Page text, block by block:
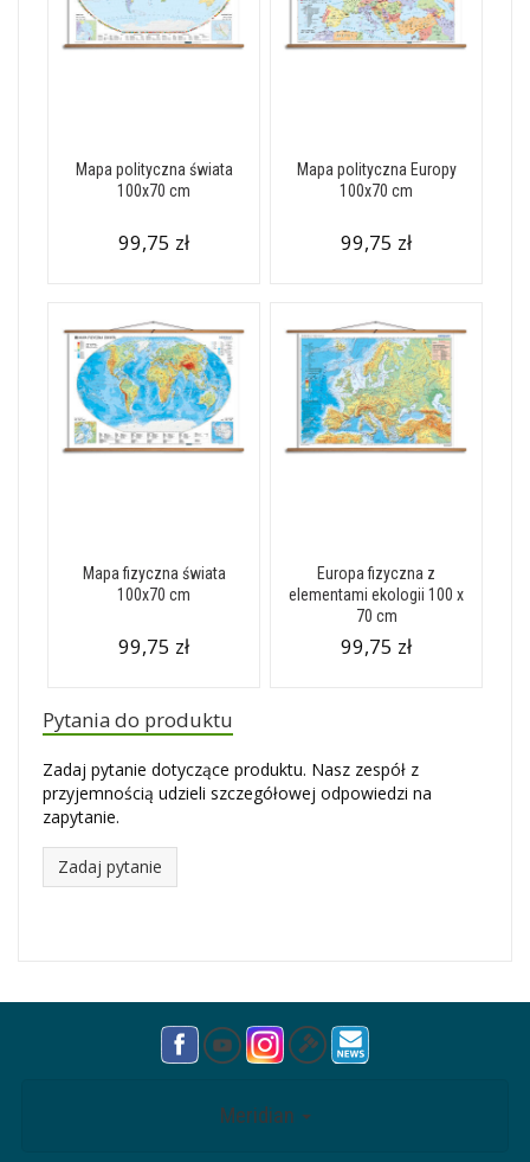
Mapa polityczna świata
100x70 cm
99,75 zł
Mapa polityczna Europy
100x70 cm
99,75 zł
Mapa fizyczna świata
100x70 cm
99,75 zł
Europa fizyczna z
elementami ekologii 100 x
70 cm
99,75 zł
Pytania do produktu
Zadaj pytanie dotyczące produktu. Nasz zespół z
przyjemnością udzieli szczegółowej odpowiedzi na
zapytanie.
Zadaj pytanie
Meridian